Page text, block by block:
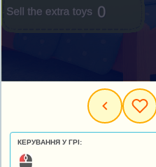
КЕРУВАННЯ У ГРІ: